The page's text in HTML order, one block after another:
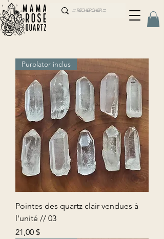
Purolator inclus
Pointes des quartz clair vendues à
l'unité // 03
Prix
21,00 $